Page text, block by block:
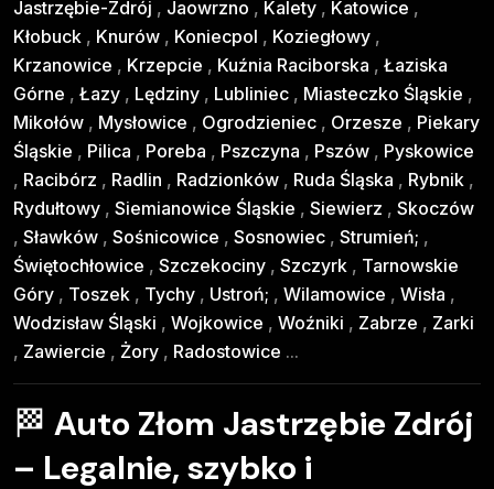
Jastrzębie-Zdrój , Jaowrzno , Kalety , Katowice ,
Kłobuck , Knurów , Koniecpol , Koziegłowy ,
Krzanowice , Krzepcie , Kuźnia Raciborska , Łaziska
Górne , Łazy , Lędziny , Lubliniec , Miasteczko Śląskie ,
Mikołów , Mysłowice , Ogrodzieniec , Orzesze , Piekary
Śląskie , Pilica , Poreba , Pszczyna , Pszów , Pyskowice
, Racibórz , Radlin , Radzionków , Ruda Śląska , Rybnik ,
Rydułtowy , Siemianowice Śląskie , Siewierz , Skoczów
, Sławków , Sośnicowice , Sosnowiec , Strumień; ,
Świętochłowice , Szczekociny , Szczyrk , Tarnowskie
Góry , Toszek , Tychy , Ustroń; , Wilamowice , Wisła ,
Wodzisław Śląski , Wojkowice , Woźniki , Zabrze , Zarki
, Zawiercie , Żory , Radostowice ...
🏁 Auto Złom Jastrzębie Zdrój
– Legalnie, szybko i